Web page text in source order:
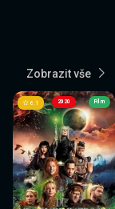
Zobrazit vše
2020
6.1 Film